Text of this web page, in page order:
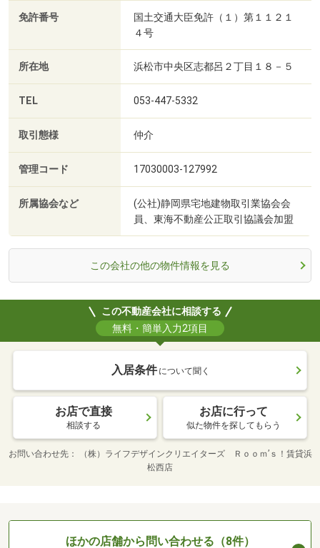
免許番号
国土交通大臣免許（１）第１１２１
４号
所在地 浜松市中央区志都呂２丁目１８－５
TEL 053-447-5332
取引態様 仲介
管理コード 17030003-127992
所属協会など
(公社)静岡県宅地建物取引業協会会
員、東海不動産公正取引協議会加盟
この会社の他の物件情報を見る
この不動産会社に相談する
無料・簡単入力2項目
入居条件 について聞く
お店で直接
相談する
お店に行って
似た物件を探してもらう
お問い合わせ先
（株）ライフデザインクリエイターズ Ｒｏｏｍ’ｓ！賃貸浜
松西店
ほかの店舗から問い合わせる（8件）